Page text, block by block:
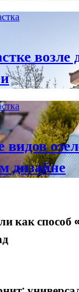
возле
видов
дизайне
как способ